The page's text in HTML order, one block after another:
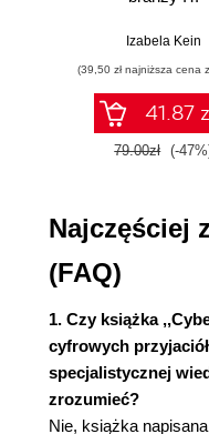
Sieć i problemy
emocjami 54
Sieci
egoizmu? 60
Social media a
Luki w
Bezpieczeństwo
główne
Przestępstwa i
przykłady i
Izabela Kein
(39,50 zł najniższa cena
41.87
79.00zł (-
Najczęściej
(FAQ)
1. Czy książka
cyfrowych
specjalistycznej
zrozumieć?
Nie, książka